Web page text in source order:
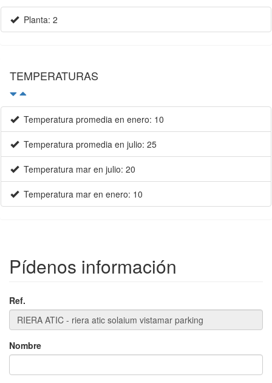
Planta: 2
TEMPERATURAS
Temperatura promedia en enero: 10
Temperatura promedia en julio: 25
Temperatura mar en julio: 20
Temperatura mar en enero: 10
Pídenos información
Ref.
Nombre